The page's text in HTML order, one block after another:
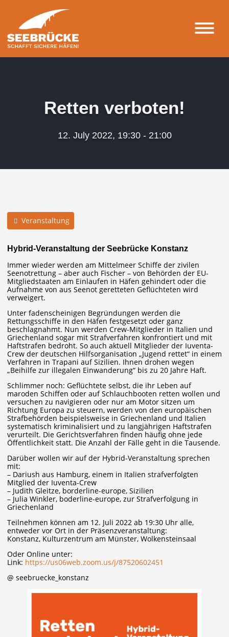
Retten verboten!
12. July 2022, 19:30 - 21:00
Veranstaltung
Hybrid-Veranstaltung der Seebrücke Konstanz
Immer wieder werden am Mittelmeer Schiffe der zivilen
Seenotrettung – aber auch Fischer – von Behörden der EU-
Mitgliedstaaten am Einlaufen in Häfen gehindert oder die
Aufnahme von aus Seenot geretteten Geflüchteten wird
verweigert.
Unter fadenscheinigen Begründungen werden die
Rettungsschiffe in den Häfen festgesetzt oder ganz
beschlagnahmt. Nun werden Crew-Mitglieder in Italien und
Griechenland sogar mit Strafverfahren konfrontiert und mit
Haftstrafen bedroht. So auch aktuell Mitglieder der Iuventa-
Crew der deutschen Hilfsorganisation „Jugend rettet“ in einem
Verfahren in Trapani auf Sizilien. Ihnen drohen wegen
„Beihilfe zur illegalen Einwanderung“ bis zu 20 Jahre Haft.
Schlimmer noch: Geflüchtete selbst, die ihr Leben auf
maroden Schiffen oder auf Schlauchbooten retten wollen und
versuchen zu navigieren oder nur am Motor sitzen um
Richtung Europa zu steuern, werden von den europäischen
Strafbehörden beispielsweise in Griechenland und Italien
systematisch kriminalisiert und zu langjährigen Haftstrafen
verurteilt. Die Gerichtsverfahren finden häufig ohne jede
Öffentlichkeit statt. Die Anzahl der Fälle geht in die Tausende.
Darüber wollen wir auf der Hybrid-Veranstaltung sprechen
mit:
– Dariush aus Hamburg, einem in Italien strafverfolgten
Mitglied der Iuventa-Crew
– Judith Gleitze, borderline-europe, Sizilien
– Julia Winkler, boderline-europe, zur Strafverfolgung in
Griechenland
Teilnehmen können am 12. Juli 2022 ab 19:30 Uhr alle,
entweder vor Ort in der Präsenzveranstaltung:
Konstanz, Kulturzentrum am Münster, Wolkensteinsaal
Oder Online unter:
Link: https://us06web.zoom.us/j/87520602451
@ seebruecke_konstanz